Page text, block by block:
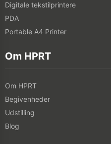
Digitale tekstilprintere
PDA
Portable A4 Printer
Om HPRT
Om HPRT
Begivenheder
Udstilling
Blog